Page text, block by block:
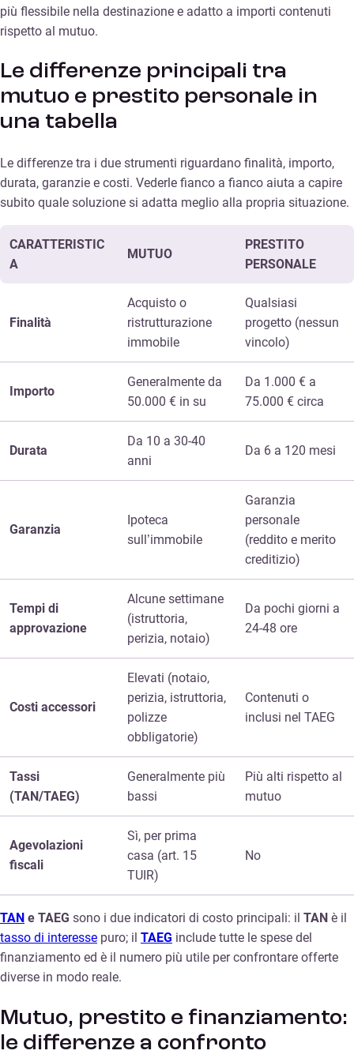
più flessibile nella destinazione e adatto a importi contenuti
rispetto al mutuo.
Le differenze principali tra
mutuo e prestito personale in
una tabella
Le differenze tra i due strumenti riguardano finalità, importo,
durata, garanzie e costi. Vederle fianco a fianco aiuta a capire
subito quale soluzione si adatta meglio alla propria situazione.
CARATTERISTIC
A
MUTUO
PRESTITO
PERSONALE
Finalità
Acquisto o
ristrutturazione
immobile
Qualsiasi
progetto (nessun
vincolo)
Importo
Generalmente da
50.000 € in su
Da 1.000 € a
75.000 € circa
Durata
Da 10 a 30-40
anni
Da 6 a 120 mesi
Garanzia
Ipoteca
sull’immobile
Garanzia
personale
(reddito e merito
creditizio)
Tempi di
approvazione
Alcune settimane
(istruttoria,
perizia, notaio)
Da pochi giorni a
24-48 ore
Costi accessori
Elevati (notaio,
perizia, istruttoria,
polizze
obbligatorie)
Contenuti o
inclusi nel TAEG
Tassi
(TAN/TAEG)
Generalmente più
bassi
Più alti rispetto al
mutuo
Agevolazioni
fiscali
Sì, per prima
casa (art. 15
TUIR)
No
TAN e TAEG sono i due indicatori di costo principali: il TAN è il
tasso di interesse puro; il TAEG include tutte le spese del
finanziamento ed è il numero più utile per confrontare offerte
diverse in modo reale.
Mutuo, prestito e finanziamento:
le differenze a confronto